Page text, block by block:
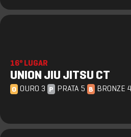
16º LUGAR
UNION JIU JITSU CT
O OURO 3 P PRATA 5 B BRONZE 4